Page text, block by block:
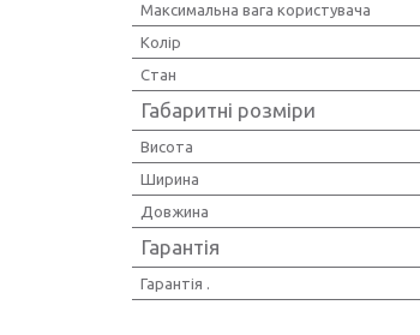
Максимальна вага користувача
Колір
Стан
Габаритні розміри
Висота
Ширина
Довжина
Гарантія
Гарантія .